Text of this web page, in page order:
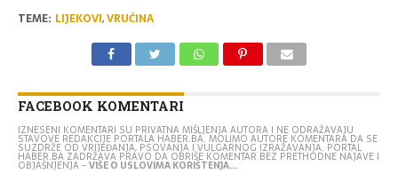
TEME: LIJEKOVI,VRUĆINA
FACEBOOK KOMENTARI
IZNESENI KOMENTARI SU PRIVATNA MIŠLJENJA AUTORA I NE ODRAŽAVAJU
STAVOVE REDAKCIJE PORTALA HABER.BA. MOLIMO AUTORE KOMENTARA DA SE
SUZDRŽE OD VRIJEĐANJA, PSOVANJA I VULGARNOG IZRAŽAVANJA. PORTAL
HABER.BA ZADRŽAVA PRAVO DA OBRIŠE KOMENTAR BEZ PRETHODNE NAJAVE I
OBJAŠNJENJA -VIŠE O USLOVIMA KORIŠTENJA...